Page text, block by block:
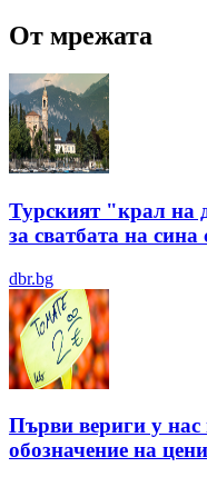
От мрежата
Турският "крал на
за сватбата на
dbr.bg
Първи вериги у нас
обозначение на